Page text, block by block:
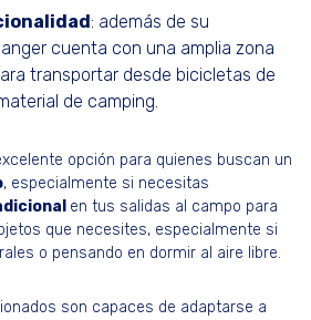
: además de su
cuenta con una amplia zona
transportar desde bicicletas de
de camping.
opción para quienes buscan un
, especialmente si necesitas
en tus salidas al campo para
que necesites, especialmente si
o pensando en dormir al aire libre.
son capaces de adaptarse a